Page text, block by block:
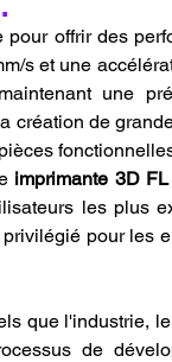
pour offrir des
s et une
une
création de
imprimante 3D
les plus
pour les
que l'industrie,
de